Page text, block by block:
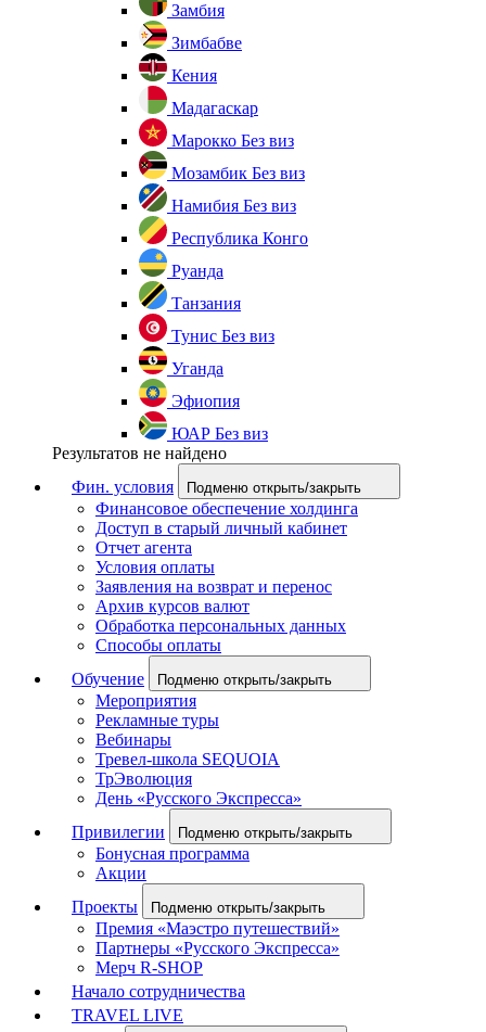
Замбия
Зимбабве
Кения
Мадагаскар
Марокко Без виз
Мозамбик Без виз
Намибия Без виз
Республика Конго
Руанда
Танзания
Тунис Без виз
Уганда
Эфиопия
ЮАР Без виз
Результатов не найдено
Фин. условия
Подменю открыть/закрыть
Финансовое обеспечение холдинга
Доступ в старый личный кабинет
Отчет агента
Условия оплаты
Заявления на возврат и перенос
Архив курсов валют
Обработка персональных данных
Способы оплаты
Обучение
Подменю открыть/закрыть
Мероприятия
Рекламные туры
Вебинары
Тревел-школа SEQUOIA
ТрЭволюция
День «Русского Экспресса»
Привилегии
Подменю открыть/закрыть
Бонусная программа
Акции
Проекты
Подменю открыть/закрыть
Премия «Маэстро путешествий»
Партнеры «Русского Экспресса»
Мерч R-SHOP
Начало сотрудничества
TRAVEL LIVE